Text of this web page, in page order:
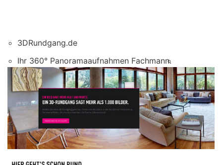
3DRundgang.de
Ihr 360° Panoramaaufnahmen Fachmann.